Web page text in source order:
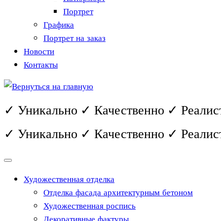
Портрет
Графика
Портрет на заказ
Новости
Контакты
✓ Уникально ✓ Качественно ✓
✓ Уникально ✓ Качественно ✓
Художественная отделка
Отделка фасада архитектурным бетоном
Художественная роспись